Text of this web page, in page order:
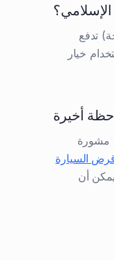
تدفع
خيار
أخيرة
مشورة
السيارة
أن